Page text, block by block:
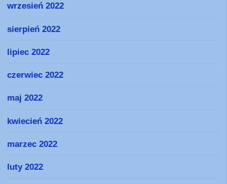
wrzesień 2022
sierpień 2022
lipiec 2022
czerwiec 2022
maj 2022
kwiecień 2022
marzec 2022
luty 2022